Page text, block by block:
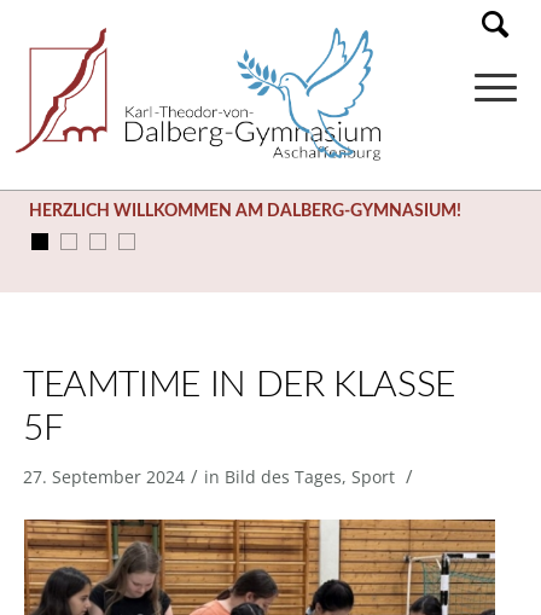
HERZLICH WILLKOMMEN AM DALBERG-GYMNASIUM!
TEAMTIME IN DER KLASSE
5F
27. September 2024 / in Bild des Tages, Sport /